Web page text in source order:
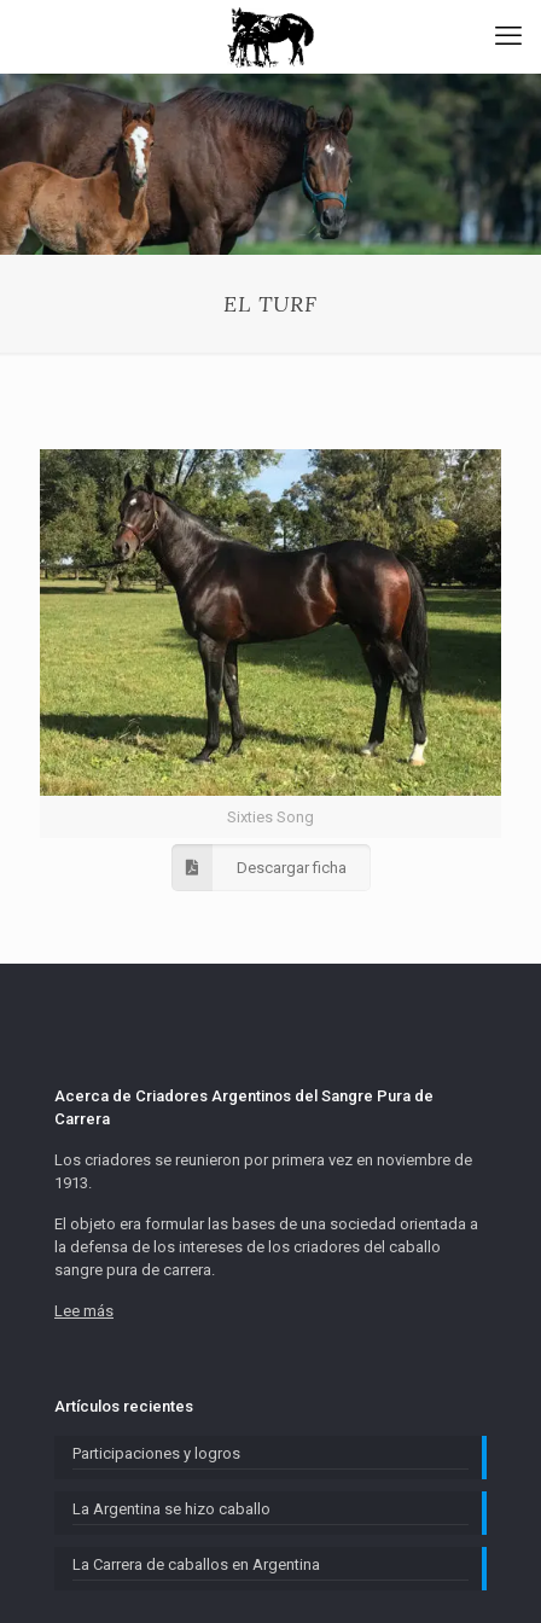
EL TURF
Sixties Song
Descargar ficha
Acerca de Criadores Argentinos del Sangre Pura de
Carrera
Los criadores se reunieron por primera vez en noviembre de
1913.
El objeto era formular las bases de una sociedad orientada a
la defensa de los intereses de los criadores del caballo
sangre pura de carrera.
Lee más
Artículos recientes
Participaciones y logros
La Argentina se hizo caballo
La Carrera de caballos en Argentina